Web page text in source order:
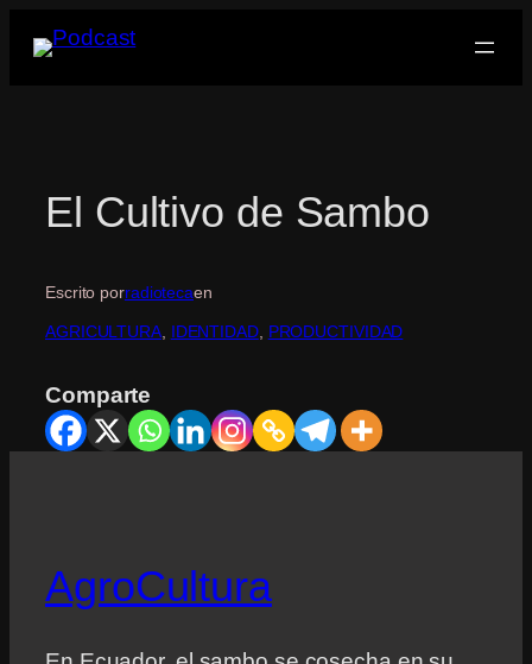
El Cultivo de Sambo
Escrito porradiotecaen
AGRICULTURA, IDENTIDAD, PRODUCTIVIDAD
Comparte
AgroCultura